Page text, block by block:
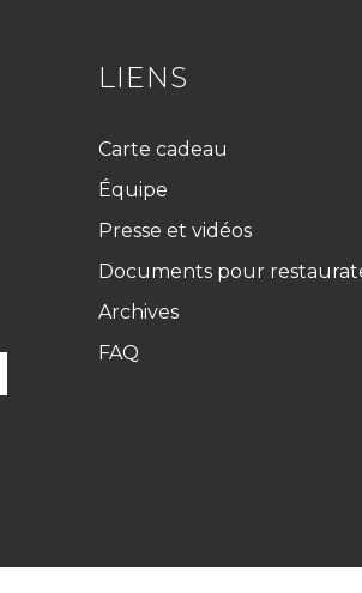
LIENS
Carte cadeau
Équipe
Presse et vidéos
Documents pour
Archives
FAQ